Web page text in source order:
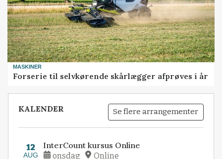
MASKINER
Forserie til selvkørende skårlægger afprøves i år
KALENDER Se flere arrangementer
12
AUG
InterCount kursus Online
onsdag Online